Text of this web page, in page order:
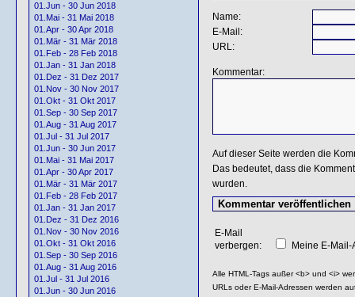
01.Jun - 30 Jun 2018
01.Mai - 31 Mai 2018
01.Apr - 30 Apr 2018
01.Mär - 31 Mär 2018
01.Feb - 28 Feb 2018
01.Jan - 31 Jan 2018
01.Dez - 31 Dez 2017
01.Nov - 30 Nov 2017
01.Okt - 31 Okt 2017
01.Sep - 30 Sep 2017
01.Aug - 31 Aug 2017
01.Jul - 31 Jul 2017
01.Jun - 30 Jun 2017
01.Mai - 31 Mai 2017
01.Apr - 30 Apr 2017
01.Mär - 31 Mär 2017
01.Feb - 28 Feb 2017
01.Jan - 31 Jan 2017
01.Dez - 31 Dez 2016
01.Nov - 30 Nov 2016
01.Okt - 31 Okt 2016
01.Sep - 30 Sep 2016
01.Aug - 31 Aug 2016
01.Jul - 31 Jul 2016
01.Jun - 30 Jun 2016
Name:
E-Mail:
URL:
Kommentar:
Auf dieser Seite werden die
Das bedeutet, dass die
wurden.
E-Mail
verbergen:
Meine E-
Alle HTML-Tags außer <b> und <i>
URLs oder E-Mail-Adressen werden